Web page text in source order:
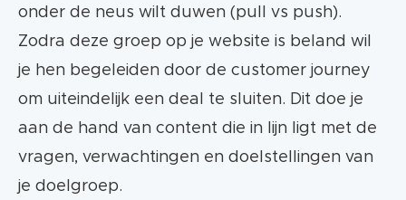
onder de neus wilt duwen (pull vs push).
Zodra deze groep op je website is beland wil
je hen begeleiden door de customer journey
om uiteindelijk een deal te sluiten. Dit doe je
aan de hand van content die in lijn ligt met de
vragen, verwachtingen en doelstellingen van
je doelgroep.